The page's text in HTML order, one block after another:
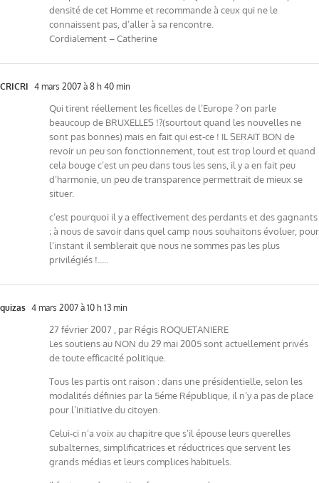
densité de cet Homme et recommande à ceux qui ne le
connaissent pas, d’aller à sa rencontre.
Cordialement – Catherine
CRICRI 4 mars 2007 à 8 h 40 min
Qui tirent réellement les ficelles de l’Europe ? on parle
beaucoup de BRUXELLES !?(sourtout quand les nouvelles ne
sont pas bonnes) mais en fait qui est-ce ! IL SERAIT BON de
revoir un peu son fonctionnement, tout est trop lourd et quand
cela bouge c’est un peu dans tous les sens, il y a en fait peu
d’harmonie, un peu de transparence permettrait de mieux se
situer.
c’est pourquoi il y a effectivement des perdants et des gagnants
; à nous de savoir dans quel camp nous souhaitons évoluer, pour
l’instant il semblerait que nous ne sommes pas les plus
privilégiés !…..
quizas 4 mars 2007 à 10 h 13 min
27 février 2007 , par Régis ROQUETANIERE
Les soutiens au NON du 29 mai 2005 sont actuellement privés
de toute efficacité politique.
Tous les partis ont raison : dans une présidentielle, selon les
modalités définies par la 5éme République, il n’y a pas de place
pour l’initiative du citoyen.
Celui-ci n’a voix au chapitre que s’il épouse leurs querelles
subalternes, simplificatrices et réductrices que servent les
grands médias et leurs complices habituels.